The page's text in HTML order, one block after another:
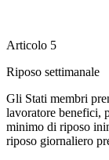
Articolo 5
Riposo settimanale
Gli Stati membri
lavoratore benefici,
minimo di riposo
riposo giornaliero